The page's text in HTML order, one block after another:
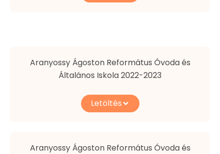
Aranyossy Ágoston Református Óvoda és
Általános Iskola 2022-2023
Letöltés
Aranyossy Ágoston Református Óvoda és